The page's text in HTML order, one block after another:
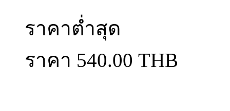
ราคาต่ำสุด
ราคา 540.00 THB